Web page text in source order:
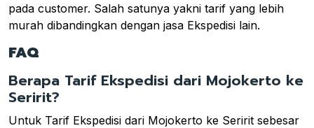
pada customer. Salah satunya yakni tarif yang lebih
murah dibandingkan dengan jasa Ekspedisi lain.
FAQ
Berapa Tarif Ekspedisi dari Mojokerto ke
Seririt?
Untuk Tarif Ekspedisi dari Mojokerto ke Seririt sebesar